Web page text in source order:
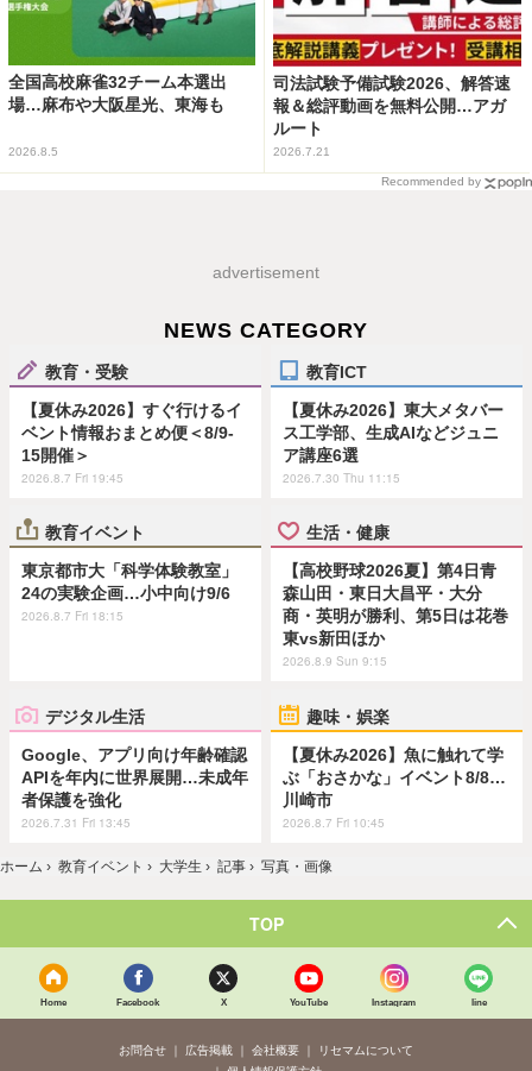
全国高校麻雀32チーム本選出
場…麻布や大阪星光、東海も
2026.8.5
司法試験予備試験2026、解答速
報＆総評動画を無料公開…アガ
ルート
2026.7.21
Recommended by
advertisement
NEWS CATEGORY
教育・受験
【夏休み2026】すぐ行けるイ
ベント情報おまとめ便＜8/9-
15開催＞
2026.8.7 Fri 19:45
教育ICT
【夏休み2026】東大メタバー
ス工学部、生成AIなどジュニ
ア講座6選
2026.7.30 Thu 11:15
教育イベント
東京都市大「科学体験教室」
24の実験企画…小中向け9/6
2026.8.7 Fri 18:15
生活・健康
【高校野球2026夏】第4日青
森山田・東日大昌平・大分
商・英明が勝利、第5日は花巻
東vs新田ほか
2026.8.9 Sun 9:15
デジタル生活
Google、アプリ向け年齢確認
APIを年内に世界展開…未成年
者保護を強化
2026.7.31 Fri 13:45
趣味・娯楽
【夏休み2026】魚に触れて学
ぶ「おさかな」イベント8/8…
川崎市
2026.8.7 Fri 10:45
ホーム › 教育イベント › 大学生 › 記事 › 写真・画像
TOP
Home Facebook X YouTube Instagram line
お問合せ 広告掲載 会社概要
リセマムについて